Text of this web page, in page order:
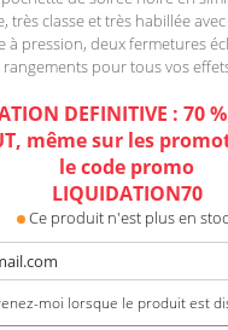
très classe et très habillée
à pression, deux fermetures
pour tous vos
DEFINITIVE : 70
même sur les
le code promo
LIQUIDATION70
Ce produit n'est plus en
moi lorsque le produit est